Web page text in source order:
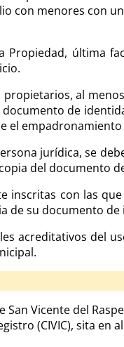
con menores con
última
ejercicio.
al
de
el
jurídica, se
del documento
con las
de su documento
acreditativos del
Vicente del
(CIVIC), sita en